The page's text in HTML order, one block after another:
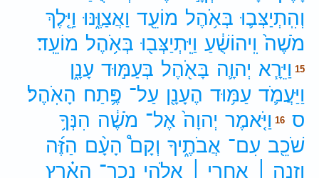
וְהִֽתְיַצְּב֛וּ בְּאֹ֥הֶל מוֹעֵ֖ד וַאֲצַוֶּ֑נּוּ וַיֵּ֤לֶךְ
מֹשֶׁה֙ וִֽיהוֹשֻׁ֔עַ וַיִּֽתְיַצְּב֖וּ בְּאֹ֥הֶל מוֹעֵֽד׃
15 וַיֵּרָ֧א יְהוָ֛ה בָּאֹ֖הֶל בְּעַמּ֣וּד עָנָ֑ן
וַיַּעֲמֹ֛ד עַמּ֥וּד הֶעָנָ֖ן עַל־ פֶּ֥תַח הָאֹֽהֶל׃
ס
16 וַיֹּ֤אמֶר יְהוָה֙ אֶל־ מֹשֶׁ֔ה הִנְּךָ֥
שֹׁכֵ֖ב עִם־ אֲבֹתֶ֑יךָ וְקָם֩ הָעָ֨ם הַזֶּ֜ה
וְזָנָ֣ה ׀
אַחֲרֵ֣י ׀ אֱלֹהֵ֣י נֵֽכַר־ הָאָ֗רֶץ